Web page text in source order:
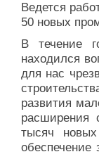
Ведется
50 новых
В течение
находился
для нас
развития
расширения
тысяч
обеспечение